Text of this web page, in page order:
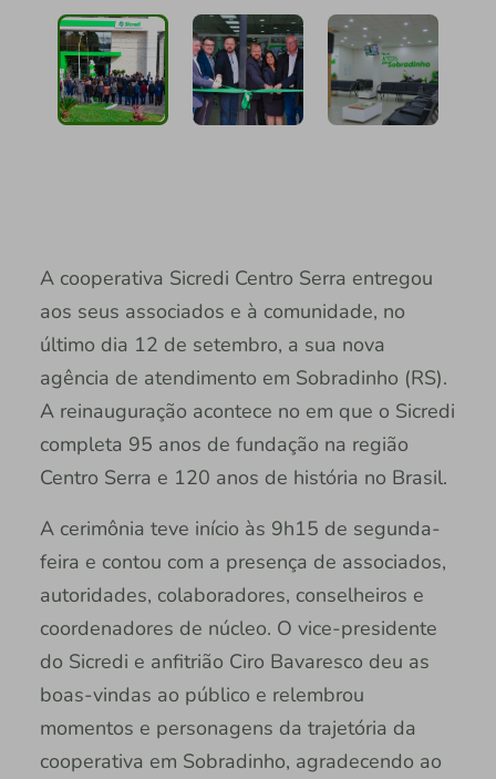
A cooperativa Sicredi Centro Serra entregou
aos seus associados e à comunidade, no
último dia 12 de setembro, a sua nova
agência de atendimento em Sobradinho (RS).
A reinauguração acontece no em que o Sicredi
completa 95 anos de fundação na região
Centro Serra e 120 anos de história no Brasil.
A cerimônia teve início às 9h15 de segunda-
feira e contou com a presença de associados,
autoridades, colaboradores, conselheiros e
coordenadores de núcleo. O vice-presidente
do Sicredi e anfitrião Ciro Bavaresco deu as
boas-vindas ao público e relembrou
momentos e personagens da trajetória da
cooperativa em Sobradinho, agradecendo ao